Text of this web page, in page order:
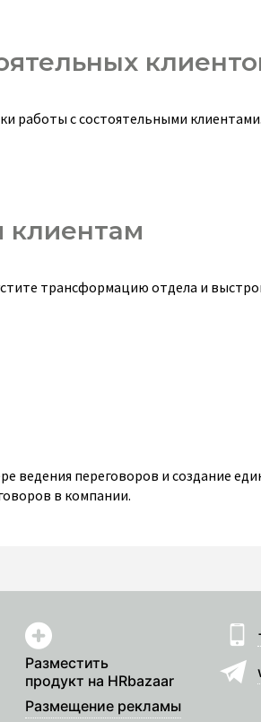
работы с состоятельными клиентами.
трансформацию отдела и
ведения переговоров и создание
в компании.
Разместить
продукт на HRbazaar
Размещение рекламы